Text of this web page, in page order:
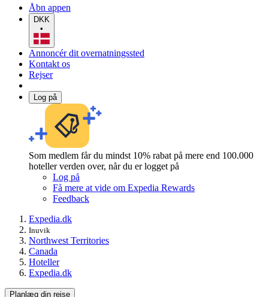
Åbn appen
DKK
•
Annoncér dit overnatningssted
Kontakt os
Rejser
Log på
Som medlem får du mindst 10% rabat på mere end 100.000
hoteller verden over, når du er logget på
Log på
Få mere at vide om Expedia Rewards
Feedback
Expedia.dk
Inuvik
Northwest Territories
Canada
Hoteller
Expedia.dk
Planlæg din rejse